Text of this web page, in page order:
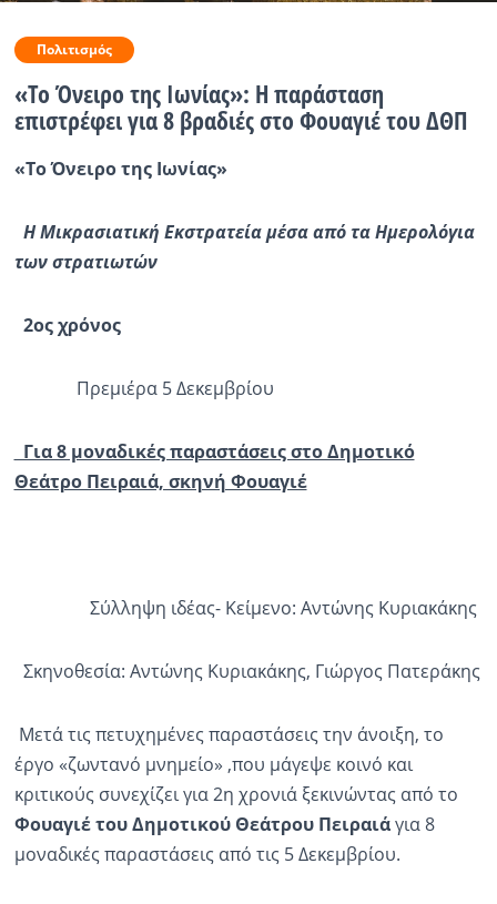
Ραδιόφωνο LIVE
Εκπομπές
Πολιτισμός
Πολιτισμός
«Το Όνειρο της Ιωνίας»: Η παράσταση
επιστρέφει για 8 βραδιές στο Φουαγιέ του ΔΘΠ
«Το Όνειρο της Ιωνίας»
Η Μικρασιατική Εκστρατεία μέσα από τα Ημερολόγια
των στρατιωτών
2ος χρόνος
Πρεμιέρα 5 Δεκεμβρίου
Για 8 μοναδικές παραστάσεις στο Δημοτικό
Θεάτρο Πειραιά, σκηνή Φουαγιέ
Σύλληψη ιδέας- Κείμενο: Αντώνης Κυριακάκης
Σκηνοθεσία: Αντώνης Κυριακάκης, Γιώργος Πατεράκης
Μετά τις πετυχημένες παραστάσεις την άνοιξη, το
έργο «ζωντανό μνημείο» ,που μάγεψε κοινό και
κριτικούς συνεχίζει για 2η χρονιά ξεκινώντας από το
Φουαγιέ του Δημοτικού Θεάτρου Πειραιάγια 8
μοναδικές παραστάσεις από τις 5 Δεκεμβρίου.